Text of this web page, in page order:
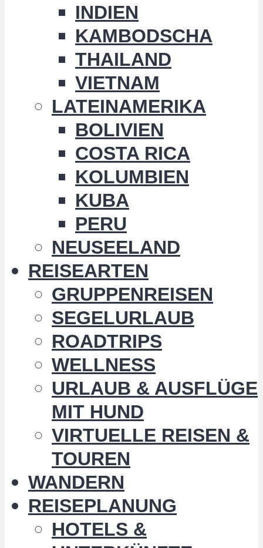
INDIEN
KAMBODSCHA
THAILAND
VIETNAM
LATEINAMERIKA
BOLIVIEN
COSTA RICA
KOLUMBIEN
KUBA
PERU
NEUSEELAND
REISEARTEN
GRUPPENREISEN
SEGELURLAUB
ROADTRIPS
WELLNESS
URLAUB & AUSFLÜGE
MIT HUND
VIRTUELLE REISEN &
TOUREN
WANDERN
REISEPLANUNG
HOTELS &